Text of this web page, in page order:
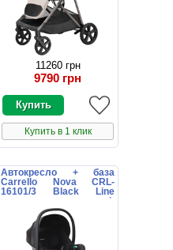
11260 грн
9790 грн
Купить в 1 клик
Автокресло + база
Carrello Nova CRL-
16101/3 Black Line
черное поворотное i-
Size Isofix